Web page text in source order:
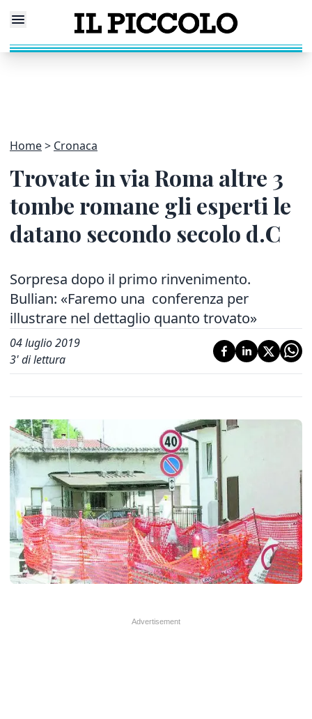
Home Cronaca
Trovate in via Roma altre 3
tombe romane gli esperti le
datano secondo secolo d.C
Sorpresa dopo il primo rinvenimento.
Bullian: «Faremo una conferenza per
illustrare nel dettaglio quanto trovato»
04 luglio 2019
3' di lettura